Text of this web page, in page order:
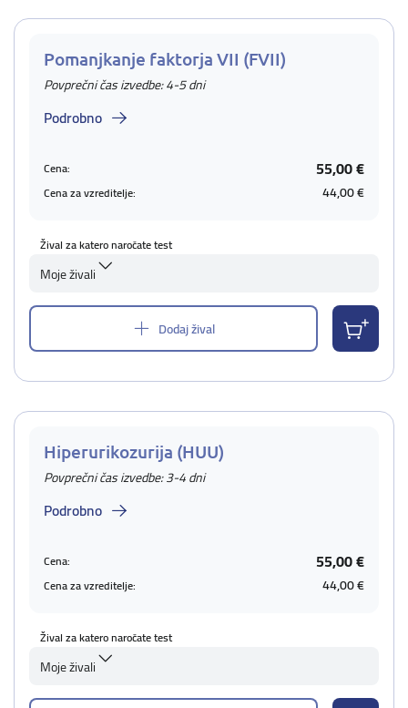
Pomanjkanje faktorja VII (FVII)
Povprečni čas izvedbe: 4-5 dni
Podrobno
Cena: 55,00 €
Cena za vzreditelje: 44,00 €
Žival za katero naročate test
Moje živali
Dodaj žival
Hiperurikozurija (HUU)
Povprečni čas izvedbe: 3-4 dni
Podrobno
Cena: 55,00 €
Cena za vzreditelje: 44,00 €
Žival za katero naročate test
Moje živali